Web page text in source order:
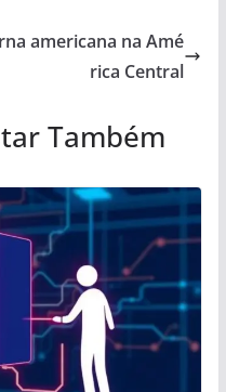
americana na Amé
rica Central
Também